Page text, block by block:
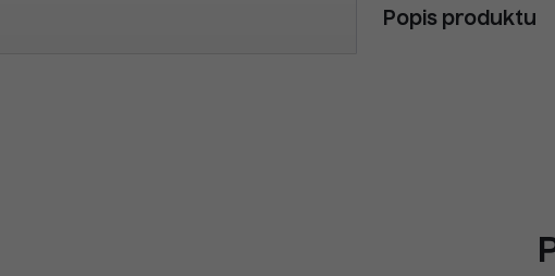
Popis produktu